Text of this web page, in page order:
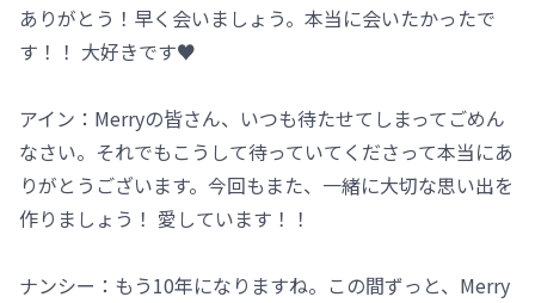
ありがとう！早く会いましょう。本当に会いたかったで
す！！ 大好きです♥
アイン：Merryの皆さん、いつも待たせてしまってごめん
なさい。それでもこうして待っていてくださって本当にあ
りがとうございます。今回もまた、一緒に大切な思い出を
作りましょう！ 愛しています！！
ナンシー：もう10年になりますね。この間ずっと、Merry